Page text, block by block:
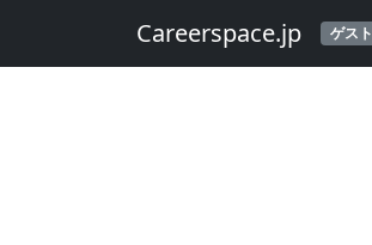
Careerspace.jp ゲスト